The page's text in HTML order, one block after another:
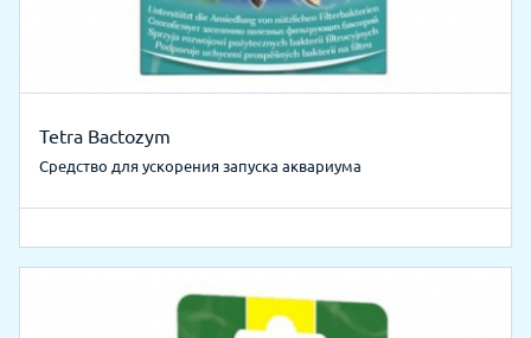
Tetra Bactozym
Средство для ускорения запуска аквариума